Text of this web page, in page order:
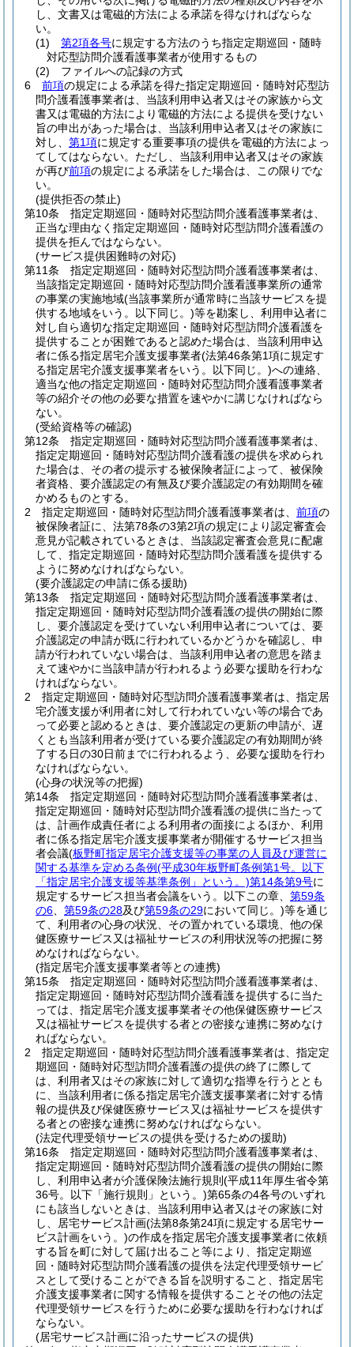
し、文書又は電磁的方法による承諾を得なければならな
い。
(1)
第2項各号に規定する方法のうち指定定期巡回・随時
対応型訪問介護看護事業者が使用するもの
(2)
ファイルへの記録の方式
6
前項の規定による承諾を得た指定定期巡回・随時対応型訪
問介護看護事業者は、当該利用申込者又はその家族から文
書又は電磁的方法により電磁的方法による提供を受けない
旨の申出があった場合は、当該利用申込者又はその家族に
対し、 第1項に規定する重要事項の提供を電磁的方法によっ
てしてはならない。 ただし、当該利用申込者又はその家族
が再び前項の規定による承諾をした場合は、この限りでな
い。
(提供拒否の禁止)
第10条
指定定期巡回・随時対応型訪問介護看護事業者は、
正当な理由なく指定定期巡回・随時対応型訪問介護看護の
提供を拒んではならない。
(サービス提供困難時の対応)
第11条
指定定期巡回・随時対応型訪問介護看護事業者は、
当該指定定期巡回・随時対応型訪問介護看護事業所の通常
の事業の実施地域(当該事業所が通常時に当該サービスを提
供する地域をいう。以下同じ。)等を勘案し、利用申込者に
対し自ら適切な指定定期巡回・随時対応型訪問介護看護を
提供することが困難であると認めた場合は、当該利用申込
者に係る指定居宅介護支援事業者(法第46条第1項に規定す
る指定居宅介護支援事業者をいう。以下同じ。)への連絡、
適当な他の指定定期巡回・随時対応型訪問介護看護事業者
等の紹介その他の必要な措置を速やかに講じなければなら
ない。
(受給資格等の確認)
第12条
指定定期巡回・随時対応型訪問介護看護事業者は、
指定定期巡回・随時対応型訪問介護看護の提供を求められ
た場合は、その者の提示する被保険者証によって、被保険
者資格、要介護認定の有無及び要介護認定の有効期間を確
かめるものとする。
2
指定定期巡回・随時対応型訪問介護看護事業者は、 前項の
被保険者証に、法第78条の3第2項の規定により認定審査会
意見が記載されているときは、当該認定審査会意見に配慮
して、指定定期巡回・随時対応型訪問介護看護を提供する
ように努めなければならない。
(要介護認定の申請に係る援助)
第13条
指定定期巡回・随時対応型訪問介護看護事業者は、
指定定期巡回・随時対応型訪問介護看護の提供の開始に際
し、要介護認定を受けていない利用申込者については、要
介護認定の申請が既に行われているかどうかを確認し、申
請が行われていない場合は、当該利用申込者の意思を踏ま
えて速やかに当該申請が行われるよう必要な援助を行わな
ければならない。
2
指定定期巡回・随時対応型訪問介護看護事業者は、指定居
宅介護支援が利用者に対して行われていない等の場合であ
って必要と認めるときは、要介護認定の更新の申請が、遅
くとも当該利用者が受けている要介護認定の有効期間が終
了する日の30日前までに行われるよう、必要な援助を行わ
なければならない。
(心身の状況等の把握)
第14条
指定定期巡回・随時対応型訪問介護看護事業者は、
指定定期巡回・随時対応型訪問介護看護の提供に当たって
は、計画作成責任者による利用者の面接によるほか、利用
者に係る指定居宅介護支援事業者が開催するサービス担当
者会議(板野町指定居宅介護支援等の事業の人員及び運営に
関する基準を定める条例(平成30年板野町条例第1号。以下
「指定居宅介護支援等基準条例」という。)第14条第9号に
規定するサービス担当者会議をいう。以下この章、 第59条
の6
第59条の28及び第59条の29において同じ。)等を通じ
て、利用者の心身の状況、その置かれている環境、他の保
健医療サービス又は福祉サービスの利用状況等の把握に努
めなければならない。
(指定居宅介護支援事業者等との連携)
第15条
指定定期巡回・随時対応型訪問介護看護事業者は、
指定定期巡回・随時対応型訪問介護看護を提供するに当た
っては、指定居宅介護支援事業者その他保健医療サービス
又は福祉サービスを提供する者との密接な連携に努めなけ
ればならない。
2
指定定期巡回・随時対応型訪問介護看護事業者は、指定定
期巡回・随時対応型訪問介護看護の提供の終了に際して
は、利用者又はその家族に対して適切な指導を行うととも
に、当該利用者に係る指定居宅介護支援事業者に対する情
報の提供及び保健医療サービス又は福祉サービスを提供す
る者との密接な連携に努めなければならない。
(法定代理受領サービスの提供を受けるための援助)
第16条
指定定期巡回・随時対応型訪問介護看護事業者は、
指定定期巡回・随時対応型訪問介護看護の提供の開始に際
し、利用申込者が介護保険法施行規則 (平成11年厚生省令第
36号。以下「施行規則」という。)第65条の4各号のいずれ
にも該当しないときは、当該利用申込者又はその家族に対
し、居宅サービス計画(法第8条第24項に規定する居宅サー
ビス計画をいう。)の作成を指定居宅介護支援事業者に依頼
する旨を町に対して届け出ること等により、指定定期巡
回・随時対応型訪問介護看護の提供を法定代理受領サービ
スとして受けることができる旨を説明すること、指定居宅
介護支援事業者に関する情報を提供することその他の法定
代理受領サービスを行うために必要な援助を行わなければ
ならない。
(居宅サービス計画に沿ったサービスの提供)